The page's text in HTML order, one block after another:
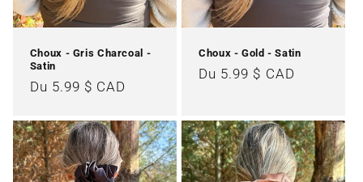
Choux - Gris Charcoal -
Satin
Prix
Du 5.99 $ CAD
Choux - Gold - Satin
Prix
Du 5.99 $ CAD